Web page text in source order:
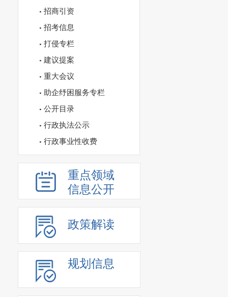
招商引资
招考信息
打侵专栏
建议提案
重大会议
助企纾困服务专栏
公开目录
行政执法公示
行政事业性收费
重点领域
信息公开
政策解读
规划信息